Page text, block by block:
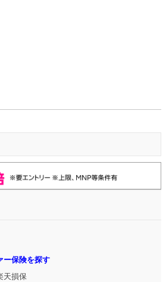
ー保険を探す
天損保